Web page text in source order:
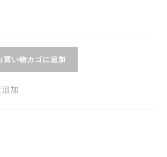
買い物カゴに追加
加